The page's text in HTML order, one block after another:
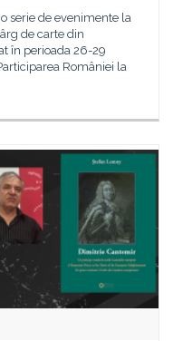
serie de evenimente la
de carte din
în perioada 26-29
României la